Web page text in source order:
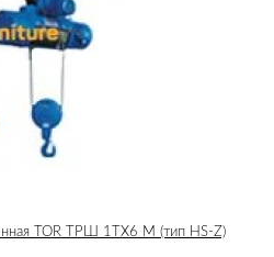
TOR ТРШ 1ТХ6 М (тип HS-Z)